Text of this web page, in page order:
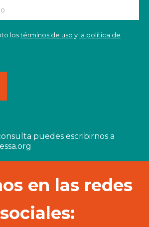
lostérminos de uso y la política de
puedes escribirnos a
en las redes
sociales: